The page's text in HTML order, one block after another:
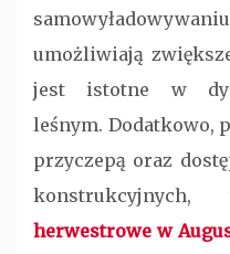
umożliwiają
jest istotne w
leśnym. Dodatkowo,
przyczepą oraz
herwestrowe w